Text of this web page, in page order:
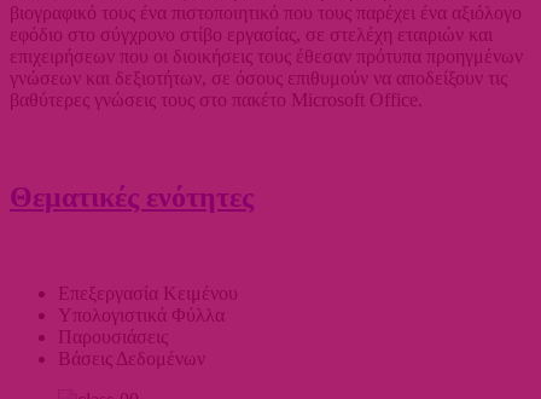
βιογραφικό τους ένα πιστοποιητικό που τους παρέχει ένα αξιόλογο
εφόδιο στο σύγχρονο στίβο εργασίας, σε στελέχη εταιριών και
επιχειρήσεων που οι διοικήσεις τους έθεσαν πρότυπα προηγμένων
γνώσεων και δεξιοτήτων, σε όσους επιθυμούν να αποδείξουν τις
βαθύτερες γνώσεις τους στο πακέτο Microsoft Office.
Θεματικές ενότητες
Επεξεργασία Κειμένου
Υπολογιστικά Φύλλα
Παρουσιάσεις
Βάσεις Δεδομένων